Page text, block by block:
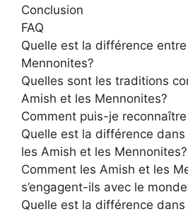
Conclusion
FAQ
Quelle est la différence
Mennonites?
Quelles sont les traditions
Amish et les Mennonites?
Comment puis-je
Quelle est la différence dans
les Amish et les Mennonites?
Comment les Amish et les
s’engagent-ils avec le
Quelle est la différence